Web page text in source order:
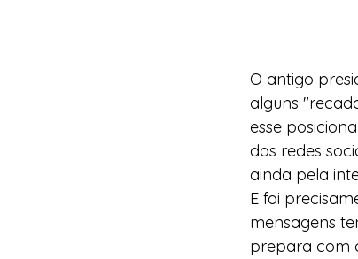
O antigo
alguns
esse
das redes
ainda pela
E foi
mensagens
prepara com